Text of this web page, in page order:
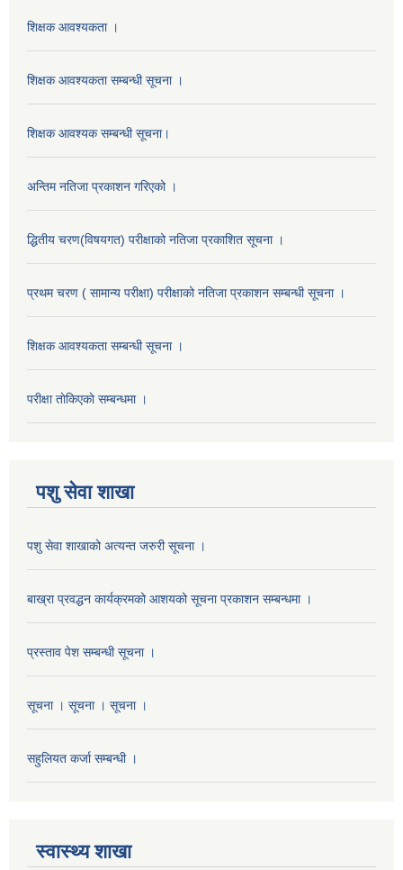
शिक्षक आवश्यकता ।
शिक्षक आवश्यकता सम्बन्धी सूचना ।
शिक्षक आवश्यक सम्बन्धी सूचना।
अन्तिम नतिजा प्रकाशन गरिएको ।
द्धितीय चरण(विषयगत) परीक्षाको नतिजा प्रकाशित सूचना ।
प्रथम चरण ( सामान्य परीक्षा) परीक्षाको नतिजा प्रकाशन सम्बन्धी सूचना ।
शिक्षक आवश्यकता सम्बन्धी सूचना ।
परीक्षा ताेकिएकाे सम्बन्धमा ।
पशु सेवा शाखा
पशु सेवा शाखाको अत्यन्त जरुरी सूचना ।
बाख्रा प्रवद्धन कार्यक्रमको आशयको सूचना प्रकाशन सम्बन्धमा ।
प्रस्ताव पेश सम्बन्धी सूचना ।
सूचना । सूचना । सूचना ।
सहुलियत कर्जा सम्बन्धी ।
स्वास्थ्य शाखा